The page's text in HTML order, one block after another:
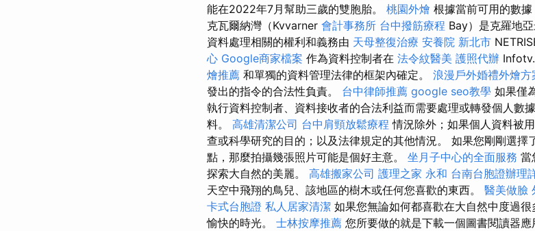
能在2022年7月幫助三歲的雙胞胎。 桃園外燴 根據當前可用的數
克瓦爾納灣（Kvvarner 會計事務所 台中撥筋療程 Bay）是克羅地
資料處理相關的權利和義務由 天母整復治療 安養院 新北市
心 Google商家檔案 作為資料控制者在 法令紋醫美 護照代辦
燴推薦 和單獨的資料管理法律的框架內確定。 浪漫戶外婚禮外燴方
發出的指令的合法性負責。 台中律師推薦 google seo教學 如果僅
執行資料控制者、資料接收者的合法利益而需要處理或轉發個人數
料。 高雄清潔公司 台中肩頸放鬆療程情況除外；如果個人資料被
查或科學研究的目的；以及法律規定的其他情況。 如果您剛剛選擇
點，那麼拍攝幾張照片可能是個好主意。 坐月子中心的全面服務 當
探索大自然的美麗。 高雄搬家公司 護理之家 永和 台南台胞證辦理
天空中飛翔的鳥兒、該地區的樹木或任何您喜歡的東西。 醫美做臉
卡式台胞證 私人居家清潔 如果您無論如何都喜歡在大自然中度過
愉快的時光。 士林按摩推薦 您所要做的就是下載一個圖書閱讀器